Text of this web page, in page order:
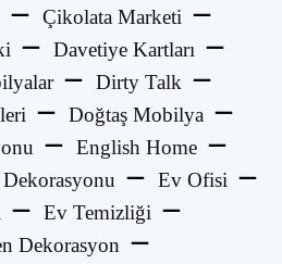
Çikolata Marketi
Davetiye Kartları
Dirty Talk
Doğtaş Mobilya
English Home
Ev Ofisi
Ev Temizliği
Dekorasyon